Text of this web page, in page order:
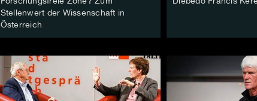
Stellenwert der Wissenschaft in
Österreich